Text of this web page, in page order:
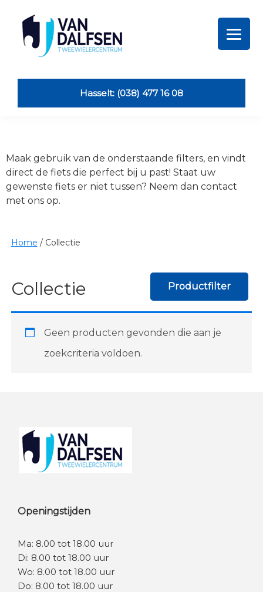
primary
navigation
primary
footer
Dalfsen
TweewielersHasselt: (038) 477 16 08
Maak gebruik van de onderstaande filters, en vindt
direct de fiets die perfect bij u past! Staat uw
gewenste fiets er niet tussen? Neem dan contact
met ons op.
Productfilter
Home / Collectie
Collectie
Geen producten gevonden die aan je
zoekcriteria voldoen.
Footer
Openingstijden
Ma: 8.00 tot 18.00 uur
Di: 8.00 tot 18.00 uur
Wo: 8.00 tot 18.00 uur
Do: 8.00 tot 18.00 uur